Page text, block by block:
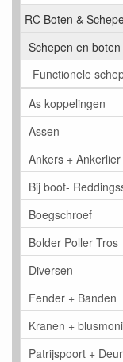
RC Boten &
Schepen en boten
Functionele
As koppelingen
Assen
Ankers + Ankerlier
Bij boot-
Boegschroef
Bolder Poller Tros
Diversen
Fender + Banden
Kranen +
Patrijspoort +